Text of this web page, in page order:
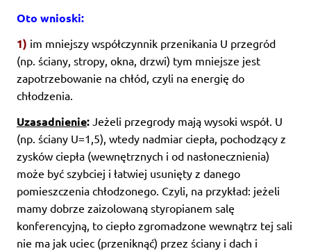
Oto wnioski:
1) im mniejszy współczynnik przenikania U przegród
(np. ściany, stropy, okna, drzwi) tym mniejsze jest
zapotrzebowanie na chłód, czyli na energię do
chłodzenia.
Uzasadnienie: Jeżeli przegrody mają wysoki współ. U
(np. ściany U=1,5), wtedy nadmiar ciepła, pochodzący z
zysków ciepła (wewnętrznych i od nasłonecznienia)
może być szybciej i łatwiej usunięty z danego
pomieszczenia chłodzonego. Czyli, na przykład: jeżeli
mamy dobrze zaizolowaną styropianem salę
konferencyjną, to ciepło zgromadzone wewnątrz tej sali
nie ma jak uciec (przeniknąć) przez ściany i dach i